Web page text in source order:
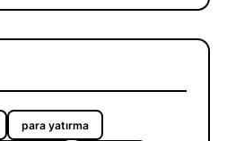
para yatırma